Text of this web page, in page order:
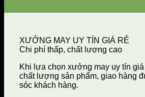
XƯỞNG MAY UY TÍN GIÁ RẺ
Chi phí thấp, chất lượng cao
Khi lựa chọn xưởng may uy tín
chất lượng sản phẩm, giao hàng
sóc khách hàng.